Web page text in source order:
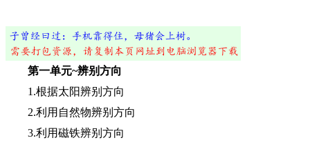
第一单元~辨别方向
1.根据太阳辨别方向
2.利用自然物辨别方向
3.利用磁铁辨别方向